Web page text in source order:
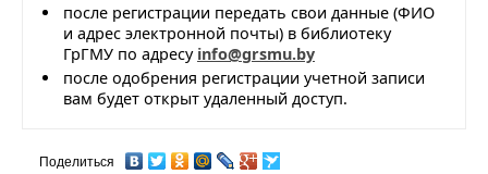
после регистрации передать свои данные (ФИО
и адрес электронной почты) в библиотеку
ГрГМУ по адресу info@grsmu.by
после одобрения регистрации учетной записи
вам будет открыт удаленный доступ.
Поделиться